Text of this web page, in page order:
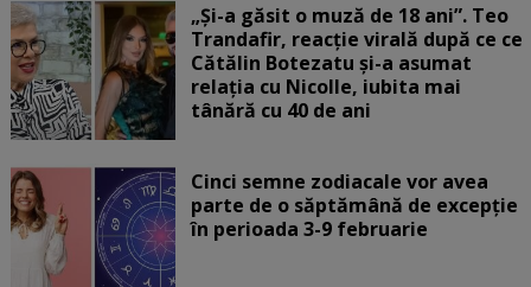
„Și-a găsit o muză de 18 ani”. Teo
Trandafir, reacție virală după ce ce
Cătălin Botezatu și-a asumat
relația cu Nicolle, iubita mai
tânără cu 40 de ani
Cinci semne zodiacale vor avea
parte de o săptămână de excepție
în perioada 3-9 februarie